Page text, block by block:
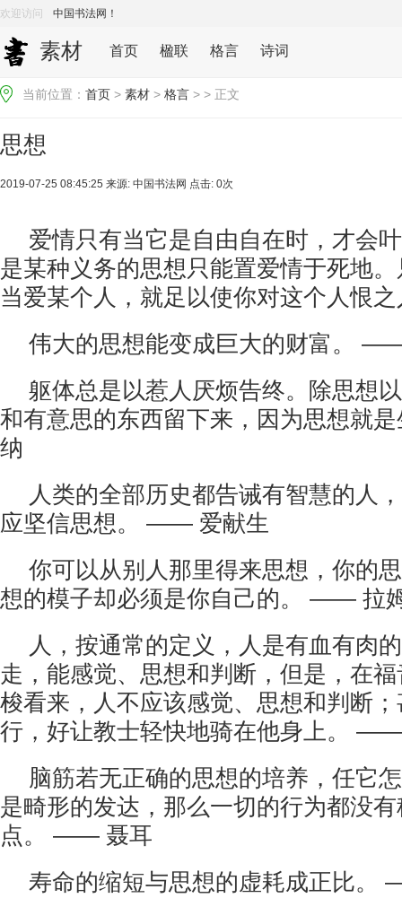
欢迎访问 中国书法网！
素材 首页 楹联 格言 诗词
当前位置： 首页 > 素材 > 格言 > > 正文
思想
2019-07-25 08:45:25 来源: 中国书法网 点击: 0次
爱情只有当它是自由自在时，才会
是某种义务的思想只能置爱情于死地
当爱某个人，就足以使你对这个人恨
伟大的思想能变成巨大的财富。
躯体总是以惹人厌烦告终。除思想
和有意思的东西留下来，因为思想就
纳
人类的全部历史都告诫有智慧的人
应坚信思想。 —— 爱献生
你可以从别人那里得来思想，你的
想的模子却必须是你自己的。 —— 拉
人，按通常的定义，人是有血有肉
走，能感觉、思想和判断，但是，在福
梭看来，人不应该感觉、思想和判断
行，好让教士轻快地骑在他身上。
脑筋若无正确的思想的培养，任它
是畸形的发达，那么一切的行为都没
点。 —— 聂耳
寿命的缩短与思想的虚耗成正比。